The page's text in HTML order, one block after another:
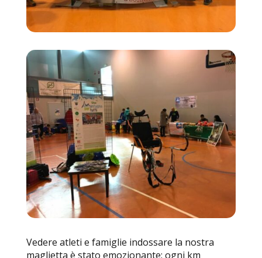
Vedere atleti e famiglie indossare la nostra
maglietta è stato emozionante: ogni km